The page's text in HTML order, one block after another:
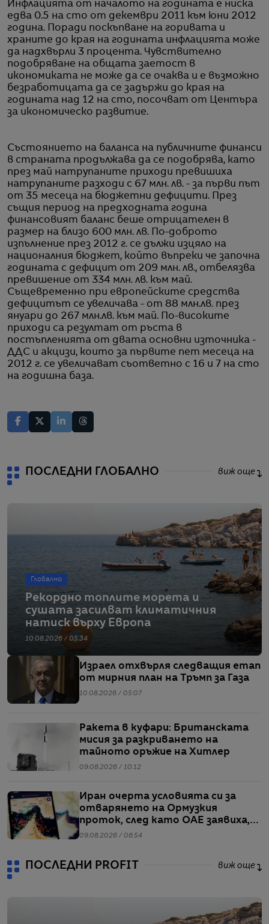
Инфлацията от началото на годината е ниска
едва 0.5 на сто от декември 2011 към юни 2012
година. Поради поскъпване на горивата и
храните до края на годината инфлацията може
да надхвърли 3 процента. Чувствително
подобряване на общата заетост в
икономиката не може да се очаква и е възможно
безработицата да се задържи до края на
годината над 12 на сто, посочват от Центъра
за икономическо развитие.
Състоянието на баланса на публичните финанси
в страната продължава да се подобрява, като
през май натрупаните приходи превишиха
натрупаните разходи с 67 млн. лв. - за първи път
от 35 месеца на бюджетни дефицити. През
същия период на предходната година
финансовият баланс беше отрицателен в
размер на близо 600 млн. лв. По-доброто
изпълнение през 2012 г. се дължи изцяло на
националния бюджет, който въпреки че започна
годината с дефицит от 209 млн. лв., отбелязва
превишение от 334 млн. лв. към май.
Същевременно при европейските средства
дефицитът се увеличава - от 88 млн.лв. през
януари до 267 млн.лв. към май. По-високите
приходи са резултат от ръста в
постъпленията от двата основни източника -
ДДС и акцизи, които за първите пет месеца на
2012 г. се увеличават съответно с 16 и 7 на сто
на годишна база.
ПОСЛЕДНИ ГЛОБАЛНО виж още
Глобално
Рекордно топлите морета и
сушата засилват климатичния
натиск върху Европа
10.08.2026 / 05:34
Израел отхвърля следващия етап
от мирния план на Тръмп за Газа
10.08.2026 / 05:07
Ракета в куфари: Британската
мисия за разкриването на
тайното оръжие на Хитлер
09.08.2026 / 10:12
Иран очерта условията си за
отварянето на Ормузкия
проток, след като ОАЕ заявиха,
че един от корабите им е бил
09.08.2026 / 06:54
ПОСЛЕДНИ PROFIT виж още